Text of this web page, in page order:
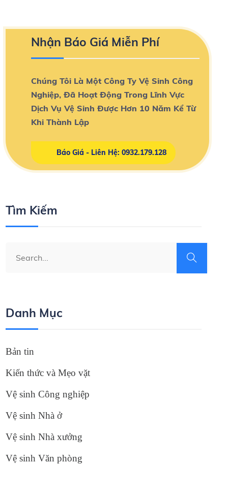
Nhận Báo Giá Miễn Phí
Chúng Tôi Là Một Công Ty Vệ Sinh Công
Nghiệp, Đã Hoạt Động Trong Lĩnh Vực
Dịch Vụ Vệ Sinh Được Hơn 10 Năm Kể Từ
Khi Thành Lập
Báo Giá - Liên Hệ: 0932.179.128
Tìm Kiếm
Danh Mục
Bản tin
Kiến thức và Mẹo vặt
Vệ sinh Công nghiệp
Vệ sinh Nhà ở
Vệ sinh Nhà xưởng
Vệ sinh Văn phòng